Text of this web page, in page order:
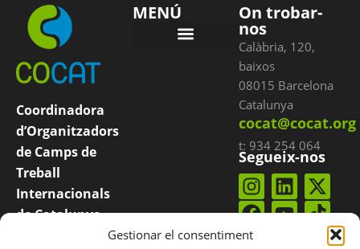
Gestionar el consentiment
Coordinadora
d’Organitzadors
de Camps de
Treball
Internacionals
de Catalunya
MENÚ On trobar-
nos
Calàbria, 120,
baixos
08015 Barcelona
Catalunya
cocat@cocat.org
t: 934 254 064
Segueix-nos
Subscriu-te al